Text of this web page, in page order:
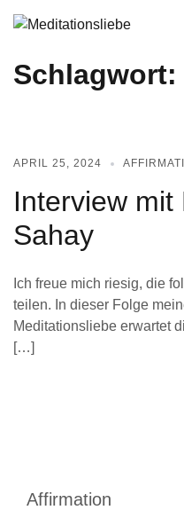
Schlagwort:
APRIL 25, 2024
Interview mit
Sahay
Ich freue mich riesig, die
teilen. In dieser Folge
Meditationsliebe erwartet
[…]
Affirmation